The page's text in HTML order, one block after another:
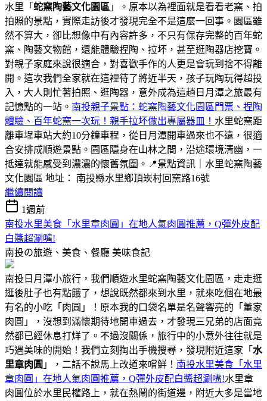
水里「 蛇窯陶藝文化園區 」。原本以為裡面就是看看老窯、拍
拍照的景點，實際走訪後才發現完全不是這麼一回事。園區雖
然不算大，卻比想像中有內容許多，不只有保存完整的百年蛇
窯、陶藝文物館，還能體驗捏陶、拉坏，甚至逛陶器店挖寶。
對親子家庭來說很適合，對喜歡手作的人更是會玩到捨不得離
開。這次我們全家就在這裡待了將近半天，孩子玩陶玩得超投
入，大人則忙著拍照、逛陶器，意外成為這趟日月潭之旅最有
記憶點的一站。 南投親子景點：蛇窯陶藝文化園區門票、捏陶
體驗、百年蛇窯一次玩！親手拉坏做出專屬器皿！ 水里蛇窯距
離車埕車站大約10分鐘車程，從日月潭開車過來也不遠，很適
合安排成順遊景點。園區隱身在山林之間，沿途環境清幽，一
抵達就能感受到濃濃的懷舊氛圍。📍景點資訊｜水里蛇窯陶藝
文化園區 地址： 南投縣水里鄉頂崁村回窯路16號
繼續閱讀
1週前
南投水里美食「水里章肉圓」在地人氣肉圓推薦，Q彈外皮配
白醬超涮嘴!
南投の旅遊、美食、餐廳 美味食記
南投日月潭小旅行，我們順遊水里蛇窯陶藝文化園區，走走逛
逛後肚子也有點餓了，想說既然都來到水里，就來吃個在地最
有名的小吃「肉圓」！原本我的口袋名單是名聲響亮的「董家
肉圓」，沒想到滿懷期待地開車過去，才發現三兄弟的店面竟
然都已經休息打烊了。不過沒關係，旅行中的小意外往往就是
巧遇美味的開始！我們立刻掏出手機搜尋，發現附近這家「 水
里章肉圓 」，二話不說馬上改道來嚐鮮！ 南投水里美食「水里
章肉圓」在地人氣肉圓推薦，Q彈外皮配白醬超涮嘴!水里章
肉圓位於水里民權路上，就在熱鬧的街道邊，附近大多是當地